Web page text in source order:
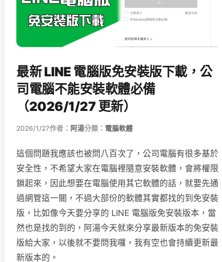
最新 LINE 電腦版免安裝版下載，公
司電腦不能安裝軟體必備
（2026/1/27 更新）
2026/1/27作者： 阿湯分類： 電腦軟體
這個問題我應該也被問八百次了，公司電腦有很多基於
安全性，不希望大家在電腦裡隨意安裝軟體，會將權限
鎖起來，因此想要在電腦使用其它軟體的話，就要先通
過網管這一關，不過大部份的軟體其實都找的到免安裝
版，比如像今天要分享的 LINE 電腦版免安裝版本，當
然也是找的到的，阿湯今天就來分享最新版本的免安裝
版給大家，以後就不要問我囉，我有空也會持續更新最
新版本的。